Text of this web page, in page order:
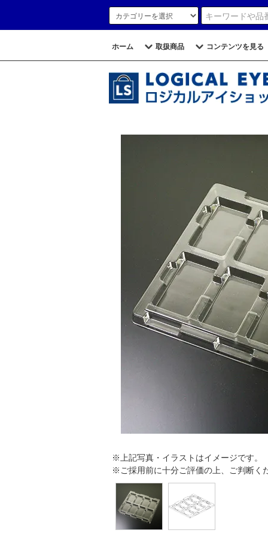
ホーム 取扱商品 コンテンツを見る
※上記写真・イラストはイメ
※ご採用前に十分ご評価の上、ご判断く